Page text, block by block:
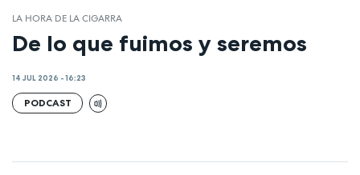
LA HORA DE LA CIGARRA
De lo que fuimos y seremos
14 JUL 2026 - 16:23
PODCAST